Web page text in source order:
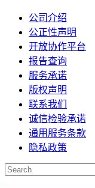
公司介绍
公正性声明
开放协作平台
报告查询
服务承诺
版权声明
联系我们
诚信检验承诺
通用服务条款
隐私政策